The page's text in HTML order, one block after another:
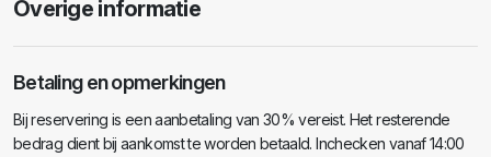
Overige informatie
Betaling en opmerkingen
Bij reservering is een aanbetaling van 30% vereist. Het resterende
bedrag dient bij aankomst te worden betaald. Inchecken vanaf 14:00